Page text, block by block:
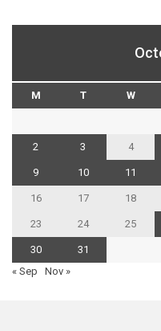
M T W
2 3 4
9 10 11
16 17 18
23 24 25
30
31
« Sep
Nov »